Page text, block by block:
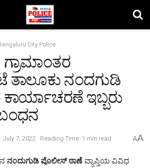
City Police
ನಂದಗುಡಿ
ಇಬ್ಬರು
ಬಂಧನ
July 7, 2022 Reading Time: 1 min read AA
ನಂದುಗುಡಿ ಪೊಲೀಸ್ ಠಾಣೆ ವ್ಯಾಪ್ತಿಯ ವಿವಿಧ